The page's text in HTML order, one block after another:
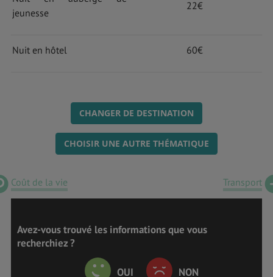
jeunesse
22€
Nuit en hôtel 60€
CHANGER DE DESTINATION
CHOISIR UNE AUTRE THÉMATIQUE
Coût de la vie Transport
Avez-vous trouvé les informations que vous
recherchiez ?
OUI NON